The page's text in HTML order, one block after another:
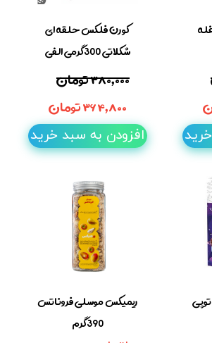
کورن فلکس حلقه ای
شکلاتی 300گرمی الفی
۳۸۰,۰۰۰ تومان
۳۶۴,۸۰۰ تومان
افزودن به سبد خرید
ریمیکس موسلی فروناتس
390گرم